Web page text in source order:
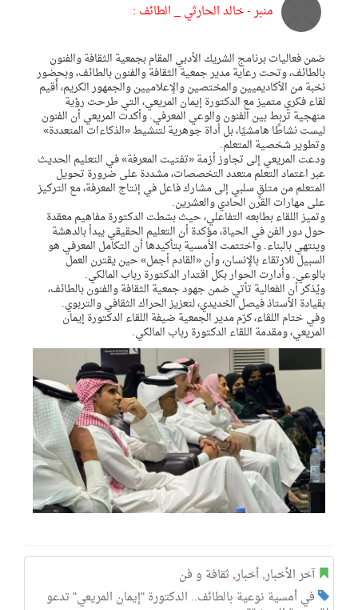
منبر - خالد الحارثي _ الطائف :
ضمن فعاليات برنامج الشريك الأدبي المقام بجمعية الثقافة والفنون
بالطائف، وتحت رعاية مدير جمعية الثقافة والفنون بالطائف، وبحضور
نخبة من الأكاديميين والمختصين والإعلاميين والجمهور الكريم، أُقيم
لقاء فكري متميز مع الدكتورة إيمان المريعي، التي طرحت رؤية
منهجية تربط بين الفنون والوعي المعرفي. وأكدت المريعي أن الفنون
ليست نشاطًا هامشيًا، بل أداة جوهرية لتنشيط «الذكاءات المتعددة»
وتطوير شخصية المتعلم.
ودعت المريعي إلى تجاوز أزمة «تفتيت المعرفة» في التعليم الحديث
عبر اعتماد التعلم متعدد التخصصات، مشددة على ضرورة تحويل
المتعلم من متلقٍ سلبي إلى مشارك فاعل في إنتاج المعرفة، مع التركيز
على مهارات القرن الحادي والعشرين.
وتميز اللقاء بطابعه التفاعلي، حيث بسّطت الدكتورة مفاهيم معقدة
حول دور الفن في الحياة، مؤكدة أن التعليم الحقيقي يبدأ بالدهشة
وينتهي بالبناء. واختتمت الأمسية بتأكيدها أن التكامل المعرفي هو
السبيل للارتقاء بالإنسان، وأن «القادم أجمل» حين يقترن العمل
بالوعي. وأدارت الحوار بكل اقتدار الدكتورة رباب المالكي.
ويُذكر أن الفعالية تأتي ضمن جهود جمعية الثقافة والفنون بالطائف،
بقيادة الأستاذ فيصل الخديدي، لتعزيز الحراك الثقافي والتربوي.
وفي ختام اللقاء، كرّم مدير الجمعية ضيفة اللقاء الدكتورة إيمان
المريعي، ومقدمة اللقاء الدكتورة رباب المالكي.
آخر الأخبار,أخبار,ثقافة و فن
في أمسية نوعية بالطائف.. الدكتورة "إيمان المريعي" تدعو